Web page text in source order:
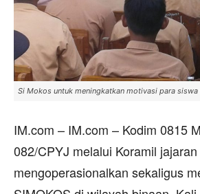
Si Mokos untuk meningkatkan motivasi para
IM.com – IM.com – Kodim 0815
082/CPYJ melalui Koramil
mengoperasionalkan sekaligus